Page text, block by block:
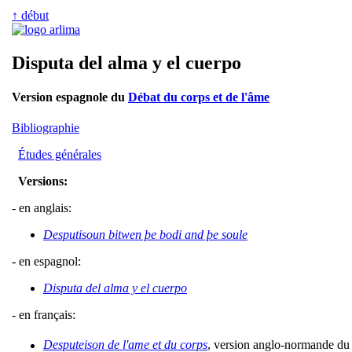
↑ début
Disputa del alma y el cuerpo
Version espagnole du Débat du corps et de l'âme
Bibliographie
Études générales
Versions:
- en anglais:
Desputisoun bitwen þe bodi and þe soule
- en espagnol:
Disputa del alma y el cuerpo
- en français:
Desputeison de l'ame et du corps, version anglo-normande